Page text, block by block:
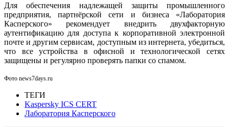
Для обеспечения надлежащей защиты промышленного
предприятия, партнёрской сети и бизнеса «Лаборатория
Касперского» рекомендует внедрить двухфакторную
аутентификацию для доступа к корпоративной электронной
почте и другим сервисам, доступным из интернета, убедиться,
что все устройства в офисной и технологической сетях
защищены и регулярно проверять папки со спамом.
Фото news7days.ru
ТЕГИ
Kaspersky ICS CERT
Лаборатория Касперского